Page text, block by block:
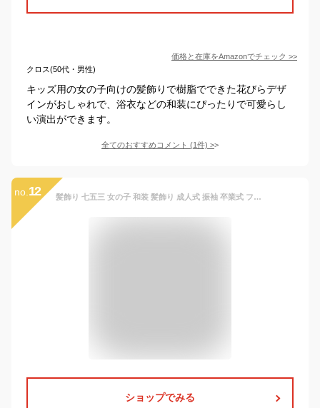
価格と在庫をAmazonでチェック >>
クロス(50代・男性)
キッズ用の女の子向けの髪飾りで樹脂でできた花びらデザ
インがおしゃれで、浴衣などの和装にぴったりで可愛らし
い演出ができます。
全てのおすすめコメント (1件) >
no. 12 髪飾り 七五三 女の子 和装 髪飾り 成人式 振袖 卒業式 フラワー 鈴付き つまみ細工 ヘアアクセサリー 髪留め 花 収納ポーチ付き (ピンク)
ショップでみる